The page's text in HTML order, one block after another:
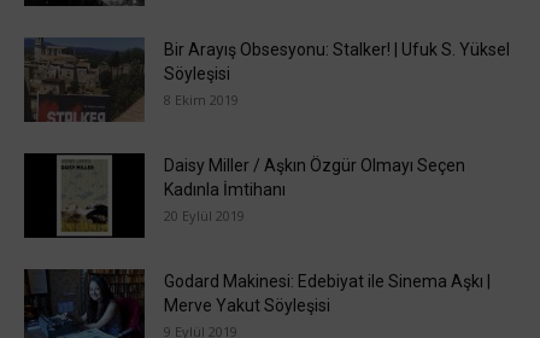
Bir Arayış Obsesyonu: Stalker! | Ufuk S. Yüksel
Söyleşisi
8 Ekim 2019
Daisy Miller / Aşkın Özgür Olmayı Seçen
Kadınla İmtihanı
20 Eylül 2019
Godard Makinesi: Edebiyat ile Sinema Aşkı |
Merve Yakut Söyleşisi
9 Eylül 2019